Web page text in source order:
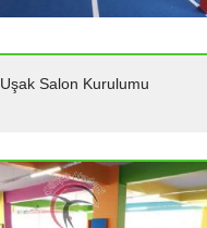
Detaylar
Uşak Salon Kurulumu